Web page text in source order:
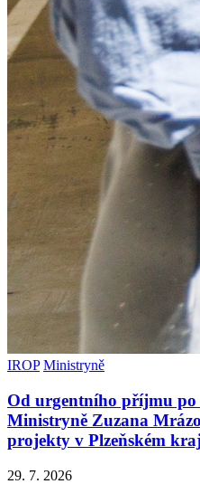
IROP Ministryně
Od urgentního příjmu po
Ministryně Zuzana
projekty v Plzeňském
29. 7. 2026